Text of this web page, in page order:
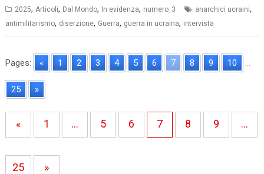
2025,Articoli, Dal Mondo, In evidenza, numero_3 anarchici ucraini,
antimilitarismo, diserzione, Guerra, guerra in ucraina, intervista
Pages: « 1 2 3 4 5 6 7 8 9 10
25 »
« 1 … 5 6 7 8 9 …
25 »